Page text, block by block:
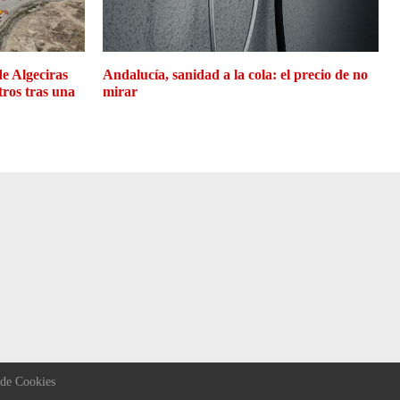
Algeciras
tras una
Andalucía, sanidad a la cola: el precio de no
mirar
Cookies